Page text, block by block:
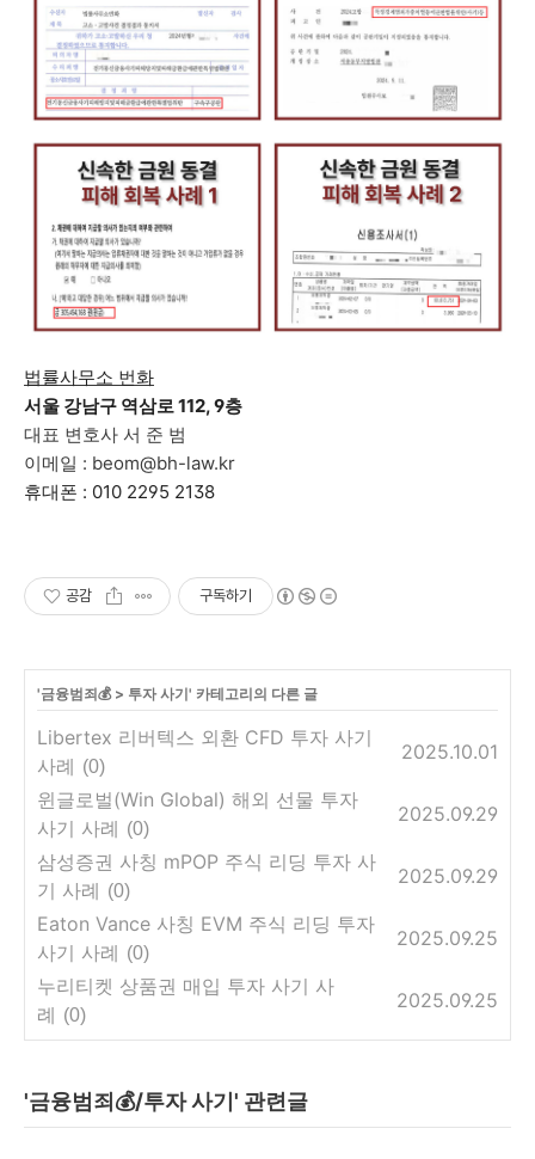
법률사무소 번화
서울 강남구 역삼로 112, 9층
대표 변호사 서 준 범
이메일 : beom@bh-law.kr
휴대폰 : 010 2295 2138
공감 구독하기
'금융범죄💰> 투자 사기' 카테고리의 다른 글
Libertex 리버텍스 외환 CFD 투자 사기
사례 (0)
2025.10.01
윈글로벌(Win Global) 해외 선물 투자
사기 사례 (0)
2025.09.29
삼성증권 사칭 mPOP 주식 리딩 투자 사
기 사례 (0)
2025.09.29
Eaton Vance 사칭 EVM 주식 리딩 투자
사기 사례 (0)
2025.09.25
누리티켓 상품권 매입 투자 사기 사
례 (0)
2025.09.25
'금융범죄💰/투자 사기' 관련글